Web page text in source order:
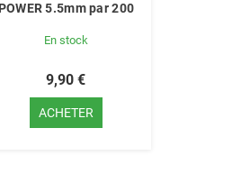
POWER 5.5mm par 200
En stock
9,90 €
ACHETER